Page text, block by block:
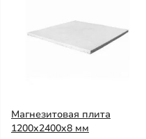
Магнезитовая плита
1200x2400x8 мм